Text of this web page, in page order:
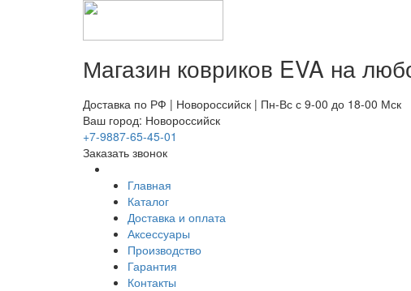
Магазин ковриков EVA ​на
Доставка по РФ | Новороссийск | Пн-Вс с 9-00 до 18-00 Мск
Ваш город: Новороссийск
+7-9887-65-45-01
Заказать звонок
Главная
Каталог
Доставка и оплата
Аксессуары
Производство
Гарантия
Контакты